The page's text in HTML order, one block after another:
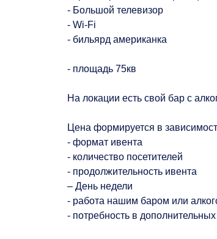
- Большой телевизор
- Wi-Fi
- бильярд американка
- площадь 75кв
На локации есть свой бар с
Цена формируется в
- формат ивента
- количество посетителей
- продолжительность ивента
– День недели
- работа нашим баром или
- потребность в дополнительных